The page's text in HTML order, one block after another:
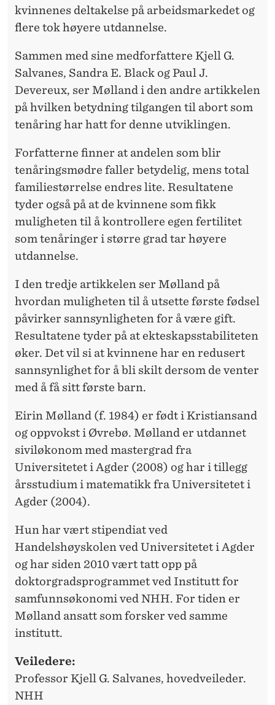
kvinnenes deltakelse på arbeidsmarkedet og
flere tok høyere utdannelse.
Sammen med sine medforfattere Kjell G.
Salvanes, Sandra E. Black og Paul J.
Devereux, ser Mølland i den andre artikkelen
på hvilken betydning tilgangen til abort som
tenåring har hatt for denne utviklingen.
Forfatterne finner at andelen som blir
tenåringsmødre faller betydelig, mens total
familiestørrelse endres lite. Resultatene
tyder også på at de kvinnene som fikk
muligheten til å kontrollere egen fertilitet
som tenåringer i større grad tar høyere
utdannelse.
I den tredje artikkelen ser Mølland på
hvordan muligheten til å utsette første fødsel
påvirker sannsynligheten for å være gift.
Resultatene tyder på at ekteskapsstabiliteten
øker. Det vil si at kvinnene har en redusert
sannsynlighet for å bli skilt dersom de venter
med å få sitt første barn.
Eirin Mølland (f. 1984) er født i Kristiansand
og oppvokst i Øvrebø. Mølland er utdannet
siviløkonom med mastergrad fra
Universitetet i Agder (2008) og har i tillegg
årsstudium i matematikk fra Universitetet i
Agder (2004).
Hun har vært stipendiat ved
Handelshøyskolen ved Universitetet i Agder
og har siden 2010 vært tatt opp på
doktorgradsprogrammet ved Institutt for
samfunnsøkonomi ved NHH. For tiden er
Mølland ansatt som forsker ved samme
institutt.
Veiledere:
Professor Kjell G. Salvanes, hovedveileder.
NHH